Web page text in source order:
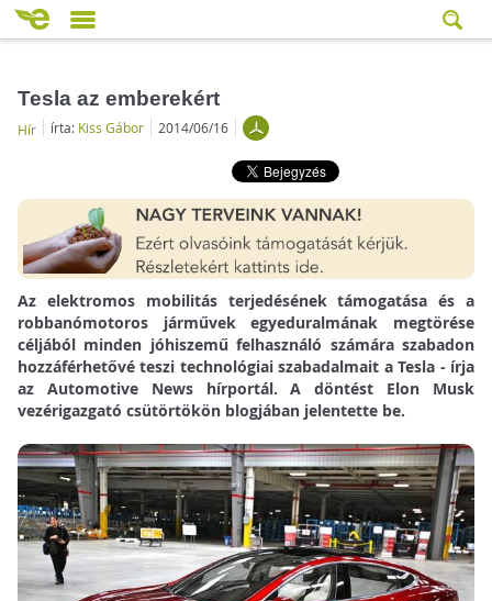
Tesla az emberekért
Hír írta: Kiss Gábor 2014/06/16
Az elektromos mobilitás terjedésének támogatása és a
robbanómotoros járművek egyeduralmának megtörése
céljából minden jóhiszemű felhasználó számára szabadon
hozzáférhetővé teszi technológiai szabadalmait a Tesla - írja
az Automotive News hírportál. A döntést Elon Musk
vezérigazgató csütörtökön blogjában jelentette be.